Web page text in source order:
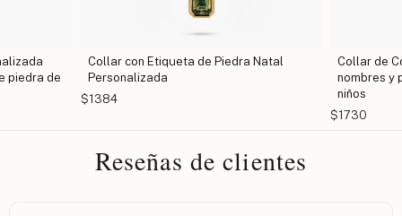
piedra de
Collar con Etiqueta de Piedra Natal
Personalizada
$1384
Collar de
nombres y
niños
$1730
Reseñas de clientes